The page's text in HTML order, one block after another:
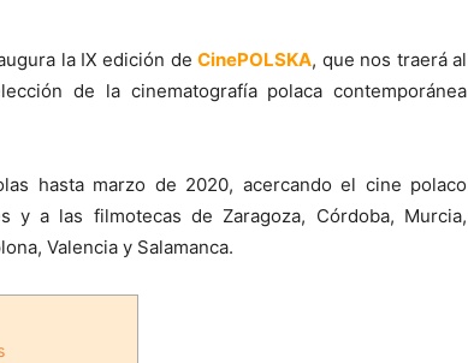
la IX edición deCinePOLSKA, que nos traerá al
de la cinematografía polaca contemporánea
hasta marzo de 2020, acercando el cine polaco
y a las filmotecas de Zaragoza, Córdoba, Murcia,
Valencia y Salamanca.